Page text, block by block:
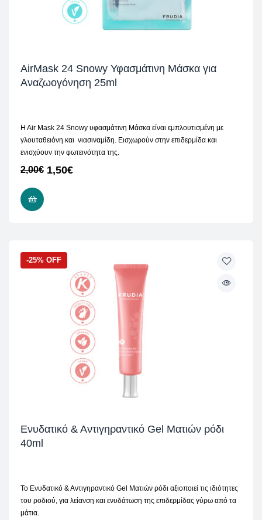
AirMask 24 Snowy Υφασμάτινη Μάσκα για
Αναζωογόνηση 25ml
H Air Mask 24 Snowy υφασμάτινη Μάσκα είναι εμπλουτισμένη με
γλουταθειόνη και νιασιναμίδη. Εισχωρούν στην επιδερμίδα και
ενισχύουν την φωτεινότητα της.
2,00€ 1,50€
-25% OFF
Ενυδατικό & Αντιγηραντικό Gel Ματιών ρόδι
40ml
Το Ενυδατικό & Αντιγηραντικό Gel Ματιών ρόδι αξιοποιεί τις ιδιότητες
του ροδιού, για λείανση και ενυδάτωση της επιδερμίδας γύρω από τα
μάτια.